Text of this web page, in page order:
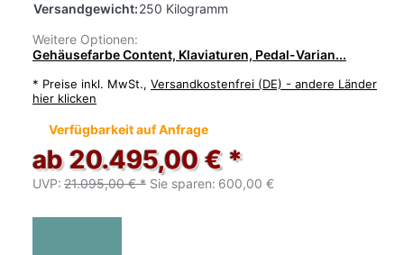
Versandgewicht:250 Kilogramm
Weitere Optionen:
Gehäusefarbe Content, Klaviaturen, Pedal-Varian...
* Preise inkl. MwSt., Versandkostenfrei (DE) - andere Länder
hier klicken
Verfügbarkeit auf Anfrage
ab 20.495,00 € *
UVP: 21.095,00 € * Sie sparen: 600,00 €